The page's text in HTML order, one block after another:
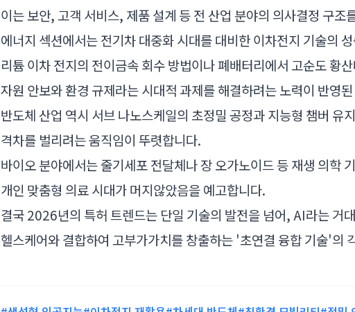
이는 보안, 고객 서비스, 제품 설계 등 전 산업 분야의 의사결정 구조
에너지 섹션에서는 전기차 대중화 시대를 대비한 이차전지 기술의
리튬 이차 전지의 전이금속 회수 방법이나 폐배터리에서 고순도 황
자원 안보와 환경 규제라는 시대적 과제를 해결하려는 노력이 반영
반도체 산업 역시 서브 나노스케일의 초정밀 공정과 지능형 챔버 유
격차를 벌리려는 움직임이 뚜렷합니다.
바이오 분야에서는 줄기세포 전달체나 장 오가노이드 등 재생 의학
개인 맞춤형 의료 시대가 머지않았음을 예고합니다.
결국 2026년의 특허 트렌드는 단일 기술의 발전을 넘어, AI라는 거
헬스케어와 결합하여 고부가가치를 창출하는 '초연결 융합 기술'의